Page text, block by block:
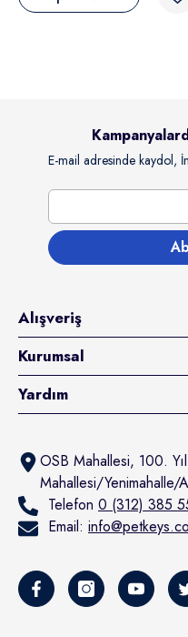
E-mail adresinde kaydol,
Alışveriş
Kurumsal
Yardım
OSB Mahallesi, 100.
Mahallesi/Yenimahalle/
Telefon 0 (312) 385
Email: